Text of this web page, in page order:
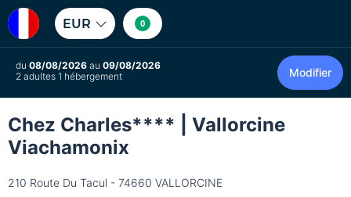
EUR 0
du 08/08/2026 au 09/08/2026
2 adultes 1 hébergement
Modifier
Chez Charles**** | Vallorcine
Viachamonix
210 Route Du Tacul - 74660 VALLORCINE